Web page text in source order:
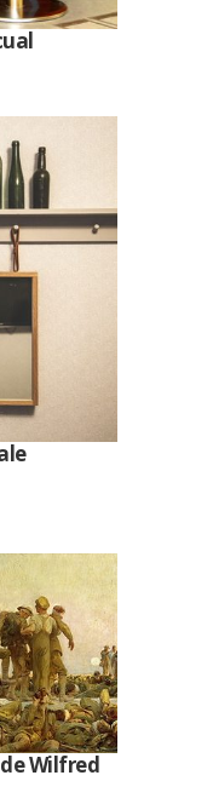
Wilfred